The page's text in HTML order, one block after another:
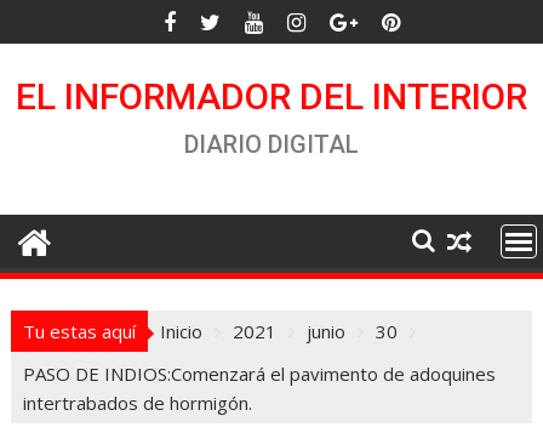
al
EL INFORMADOR DEL INTERIOR
DIARIO DIGITAL
Tu estas aquí Inicio 2021 junio
30
PASO DE INDIOS:Comenzará el pavimento de adoquines
intertrabados de hormigón.